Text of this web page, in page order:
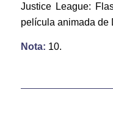
Justice League:
película animada de
Nota: 10.